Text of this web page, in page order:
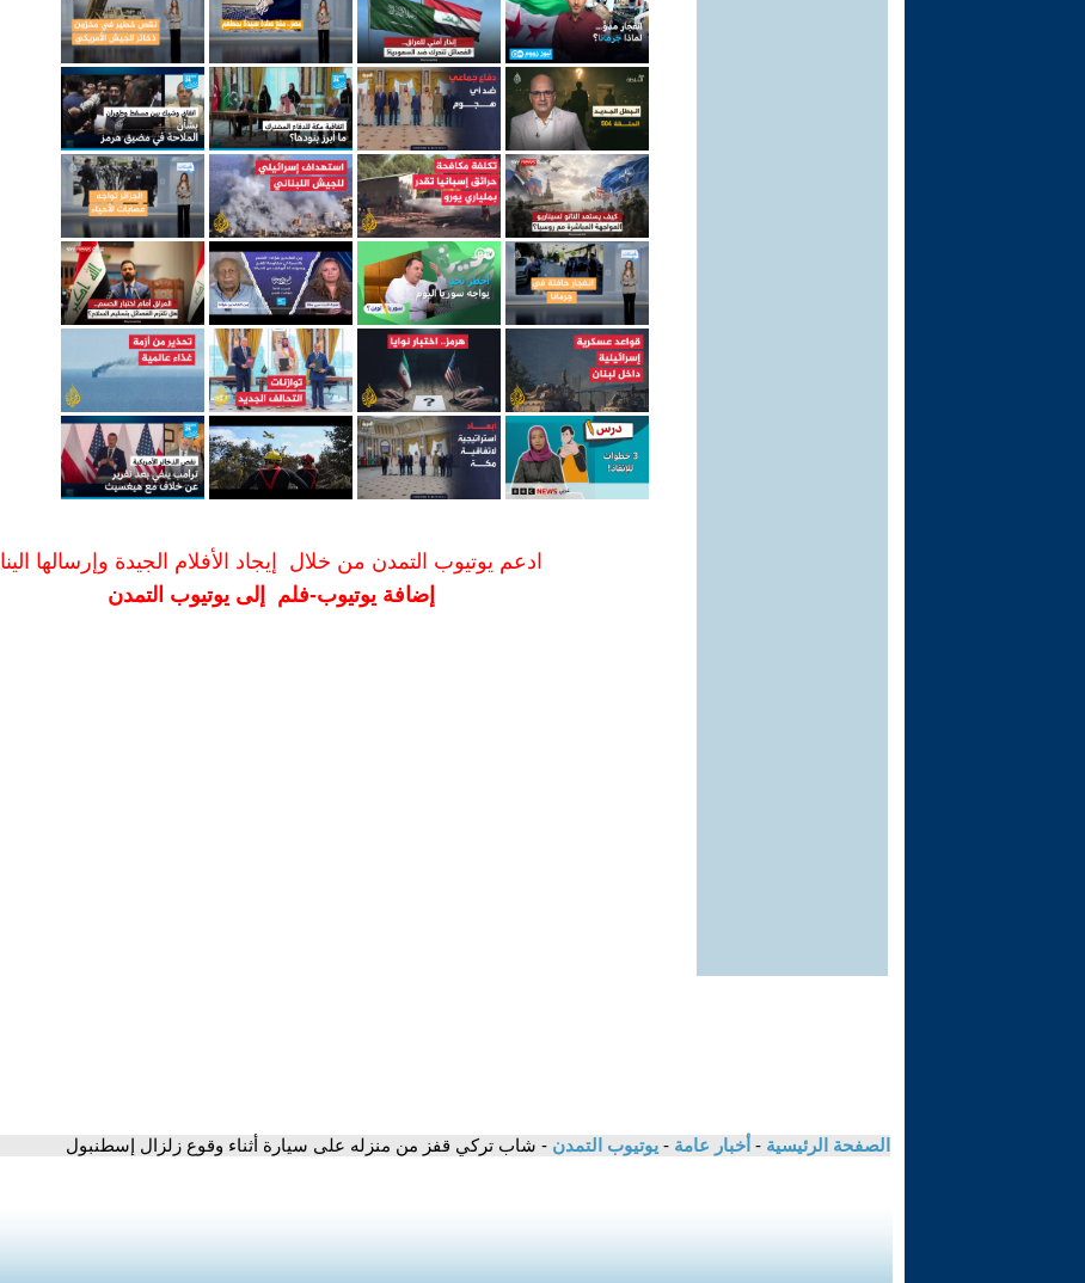
ادعم يوتيوب التمدن من خلال إيجاد الأفلام الجيدة وإرسالها الينا
إضافة يوتيوب-فلم إلى يوتيوب التمدن
الصفحة الرئيسية - أخبار عامة - يوتيوب التمدن - شاب تركي قفز من منزله على سيارة أثناء وقوع زلزال إسطنبول